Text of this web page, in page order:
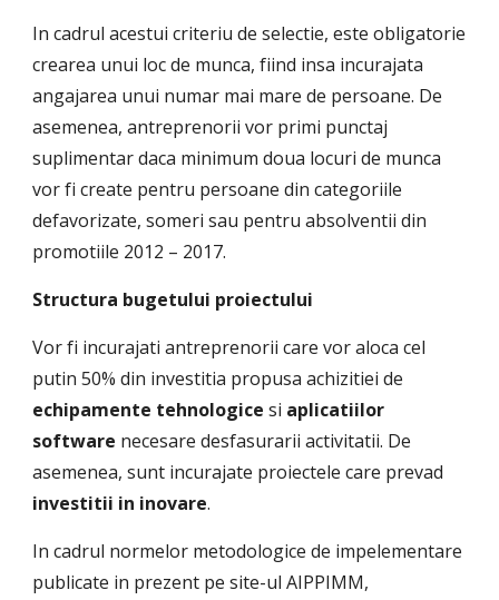
In cadrul acestui criteriu de selectie, este obligatorie
crearea unui loc de munca, fiind insa incurajata
angajarea unui numar mai mare de persoane. De
asemenea, antreprenorii vor primi punctaj
suplimentar daca minimum doua locuri de munca
vor fi create pentru persoane din categoriile
defavorizate, someri sau pentru absolventii din
promotiile 2012 – 2017.
Structura bugetului proiectului
Vor fi incurajati antreprenorii care vor aloca cel
echipamente tehnologice si aplicatiilor
software necesare desfasurarii activitatii. De
investitii in inovare.
In cadrul normelor metodologice de impelementare